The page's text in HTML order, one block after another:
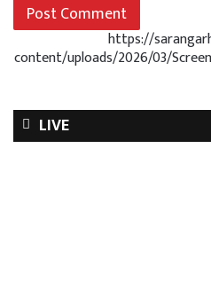
https://
content/uploads/2026/03/
LIVE